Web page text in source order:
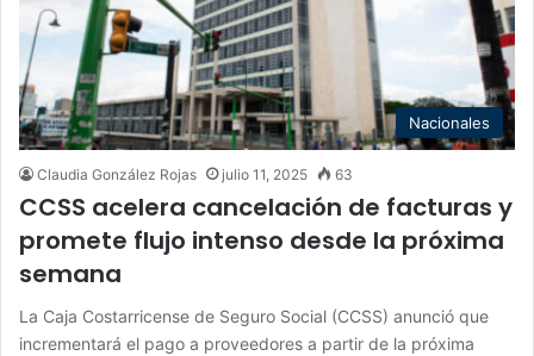
Nacionales
Claudia González Rojas julio 11, 2025 63
CCSS acelera cancelación de facturas y
promete flujo intenso desde la próxima
semana
La Caja Costarricense de Seguro Social (CCSS) anunció que
incrementará el pago a proveedores a partir de la próxima